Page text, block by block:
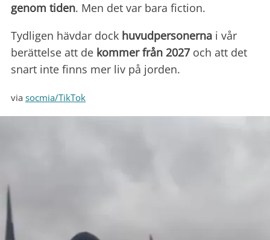
genom tiden. Men det var bara fiction.
Tydligen hävdar dock huvudpersonerna i vår
berättelse att de kommer från 2027och att det
snart inte finns mer liv på jorden.
via socmia/TikTok